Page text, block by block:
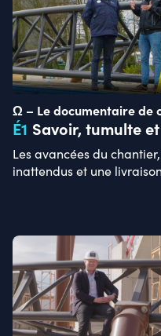
Ω – Le documentaire de
É1 Savoir, tumulte
Les avancées du
inattendus et une